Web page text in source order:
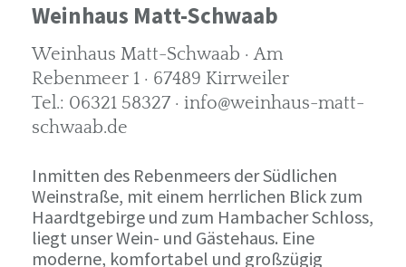
Weinhaus Matt-Schwaab
Weinhaus Matt-Schwaab · Am
Rebenmeer 1 · 67489 Kirrweiler
Tel.: 06321 58327 · info@weinhaus-matt-
schwaab.de
Inmitten des Rebenmeers der Südlichen
Weinstraße, mit einem herrlichen Blick zum
Haardtgebirge und zum Hambacher Schloss,
liegt unser Wein- und Gästehaus. Eine
moderne, komfortabel und großzügig